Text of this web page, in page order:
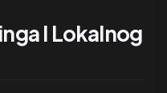
I Lokalnog